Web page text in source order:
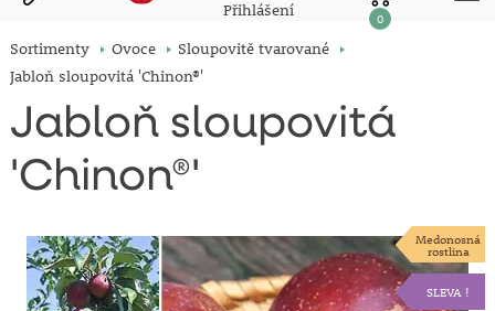
Přihlášení 0
Sortimenty Ovoce
Sloupovitě tvarované
Jabloň sloupovitá 'Chinon®'
Jabloň sloupovitá
'Chinon®'
Medonosná
rostlina
SLEVA !